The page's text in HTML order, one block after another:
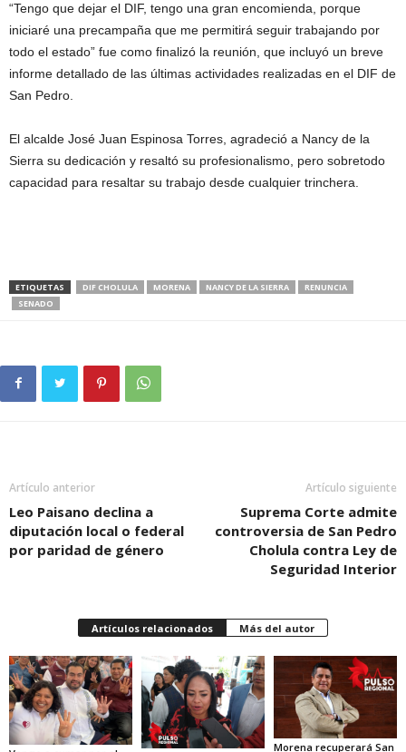
“Tengo que dejar el DIF, tengo una gran encomienda, porque
iniciaré una precampaña que me permitirá seguir trabajando por
todo el estado” fue como finalizó la reunión, que incluyó un breve
informe detallado de las últimas actividades realizadas en el DIF de
San Pedro.
El alcalde José Juan Espinosa Torres, agradeció a Nancy de la
Sierra su dedicación y resaltó su profesionalismo, pero sobretodo
capacidad para resaltar su trabajo desde cualquier trinchera.
ETIQUETAS DIF CHOLULA MORENA NANCY DE LA SIERRA
RENUNCIA
SENADO
Artículo anterior
Leo Paisano declina a
diputación local o federal
por paridad de género
Artículo siguiente
Suprema Corte admite
controversia de San Pedro
Cholula contra Ley de
Seguridad Interior
Artículos relacionados Más del autor
Morena recuperará San